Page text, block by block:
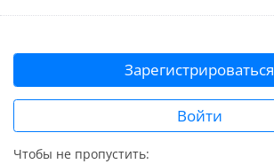
Зарегистрироваться
Войти
Чтобы не пропустить: